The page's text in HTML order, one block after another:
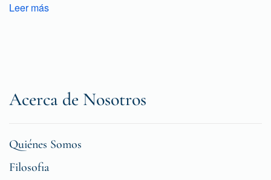
Leer más
Acerca de Nosotros
Quiénes Somos
Filosofia